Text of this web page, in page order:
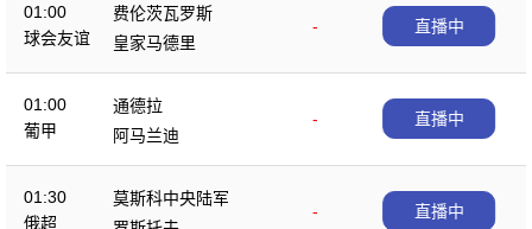
01:00
球会友谊
费伦茨瓦罗斯
-
皇家马德里
直播中
01:00
葡甲
通德拉
-
阿马兰迪
直播中
01:30
俄超
莫斯科中央陆军
-
直播中